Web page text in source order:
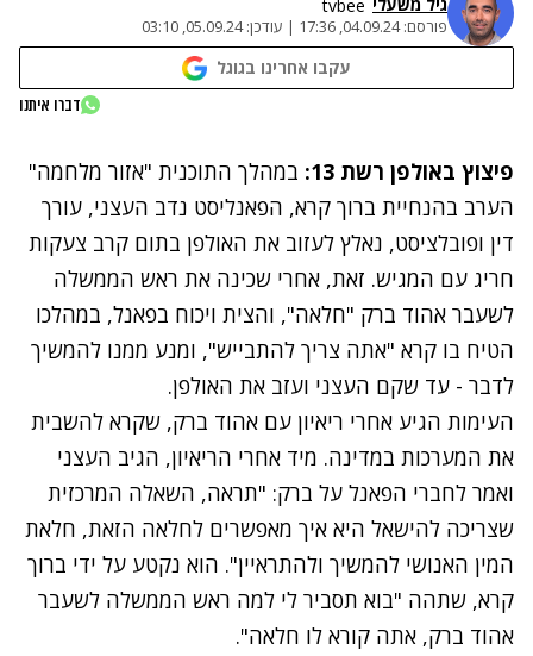
tvbee
פורסם:04.09.24, 17:36
| עודכן:05.09.24, 03:10
עקבו אחרינו בגוגל
נתקלנו בבעיה
דברו איתנו
פיצוץ באולפן רשת 13:
במהלך התוכנית "אזור מלחמה"
הערב בהנחיית ברוך קרא, הפאנליסט נדב העצני, עורך
דין ופובלציסט, נאלץ לעזוב את האולפן בתום קרב צעקות
חריג עם המגיש. זאת, אחרי שכינה את ראש הממשלה
לשעבר אהוד ברק "חלאה", והצית ויכוח בפאנל, במהלכו
הטיח בו קרא "אתה צריך להתבייש", ומנע ממנו להמשיך
לדבר - עד שקם העצני ועזב את האולפן.
העימות הגיע אחרי ריאיון עם אהוד ברק, שקרא להשבית
את המערכות במדינה. מיד אחרי הריאיון, הגיב העצני
ואמר לחברי הפאנל על ברק: "תראה, השאלה המרכזית
שצריכה להישאל היא איך מאפשרים לחלאה הזאת, חלאת
המין האנושי להמשיך ולהתראיין". הוא נקטע על ידי ברוך
קרא, שתהה "בוא תסביר לי למה ראש הממשלה לשעבר
אהוד ברק, אתה קורא לו חלאה".